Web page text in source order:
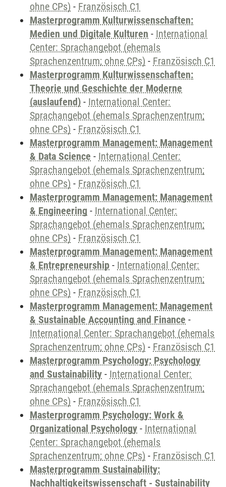
ohne CPs) - Französisch C1
Masterprogramm Kulturwissenschaften:
Medien und Digitale Kulturen - International
Center: Sprachangebot (ehemals
Sprachenzentrum; ohne CPs) - Französisch C1
Masterprogramm Kulturwissenschaften:
Theorie und Geschichte der Moderne
(auslaufend) - International Center:
Sprachangebot (ehemals Sprachenzentrum;
ohne CPs) - Französisch C1
Masterprogramm Management: Management
& Data Science - International Center:
Sprachangebot (ehemals Sprachenzentrum;
ohne CPs) - Französisch C1
Masterprogramm Management: Management
& Engineering - International Center:
Sprachangebot (ehemals Sprachenzentrum;
ohne CPs) - Französisch C1
Masterprogramm Management: Management
& Entrepreneurship - International Center:
Sprachangebot (ehemals Sprachenzentrum;
ohne CPs) - Französisch C1
Masterprogramm Management: Management
& Sustainable Accounting and Finance -
International Center: Sprachangebot (ehemals
Sprachenzentrum; ohne CPs) - Französisch C1
Masterprogramm Psychology: Psychology
and Sustainability - International Center:
Sprachangebot (ehemals Sprachenzentrum;
ohne CPs) - Französisch C1
Masterprogramm Psychology: Work &
Organizational Psychology - International
Center: Sprachangebot (ehemals
Sprachenzentrum; ohne CPs) - Französisch C1
Masterprogramm Sustainability:
Nachhaltigkeitswissenschaft - Sustainability